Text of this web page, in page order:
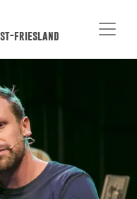
friesland